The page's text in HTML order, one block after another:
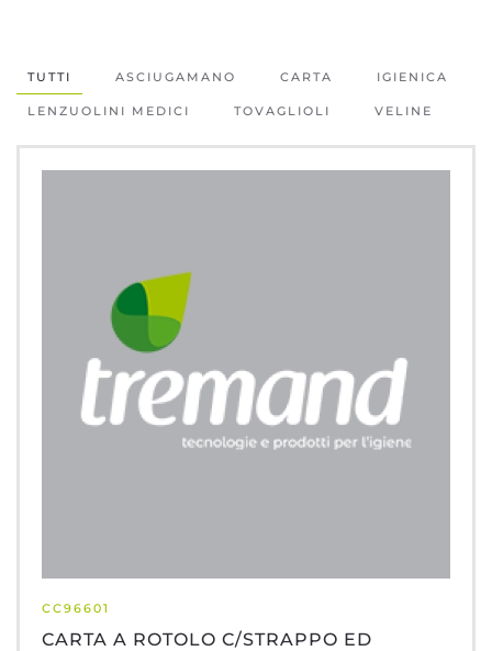
TUTTI ASCIUGAMANO CARTA IGIENICA
LENZUOLINI MEDICI TOVAGLIOLI VELINE
CC96601
CARTA A ROTOLO C/STRAPPO ED